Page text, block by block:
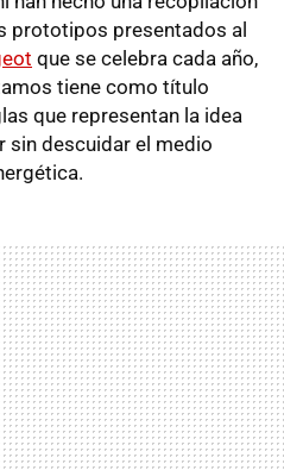
prototipos presentados al
que se celebra cada año,
tiene como título
que representan la idea
sin descuidar el medio